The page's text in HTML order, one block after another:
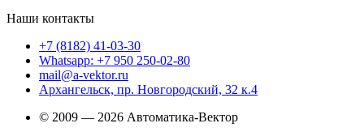
Наши контакты
+7 (8182) 41-03-30
Whatsapp: +7 950 250-02-80
mail@a-vektor.ru
Архангельск, пр. Новгородский, 32 к.4
© 2009 — 2026 Автоматика-Вектор